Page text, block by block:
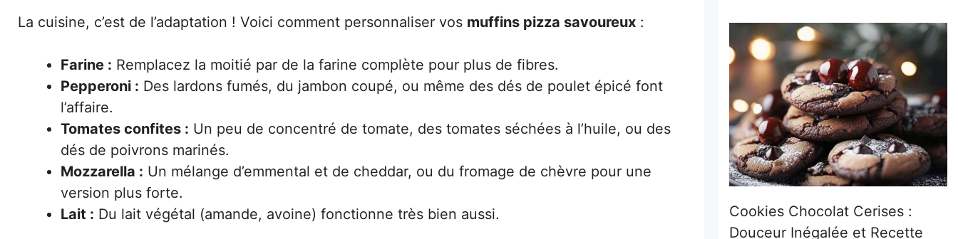
La cuisine, c’est de l’adaptation ! Voici comment personnaliser vos muffins pizza savoureux :
Farine : Remplacez la moitié par de la farine complète pour plus de fibres.
Pepperoni : Des lardons fumés, du jambon coupé, ou même des dés de poulet épicé font
l’affaire.
Tomates confites : Un peu de concentré de tomate, des tomates séchées à l’huile, ou des
dés de poivrons marinés.
Mozzarella : Un mélange d’emmental et de cheddar, ou du fromage de chèvre pour une
version plus forte.
Lait : Du lait végétal (amande, avoine) fonctionne très bien aussi.
Cookies Chocolat Cerises :
Douceur Inégalée et Recette